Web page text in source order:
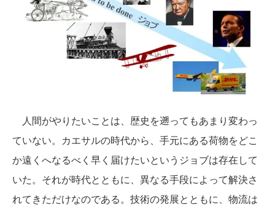
人間がやりたいことは、歴史を遡ってもあまり変わっ
ていない。カエサルの時代から、手元にある荷物をどこ
か遠くへなるべく早く届けたいというジョブは存在して
いた。それが時代とともに、異なる手段によって解決さ
れてきただけなのである。技術の発展とともに、物流は